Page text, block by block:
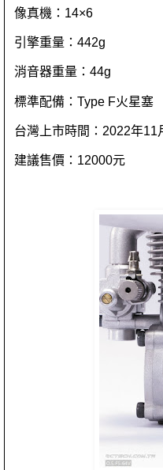
像真機： 14×6
引擎重量： 442g
消音器重量： 44g
標準配備： Type F火星塞
台灣上市時間： 2022年11
建議售價： 12000元